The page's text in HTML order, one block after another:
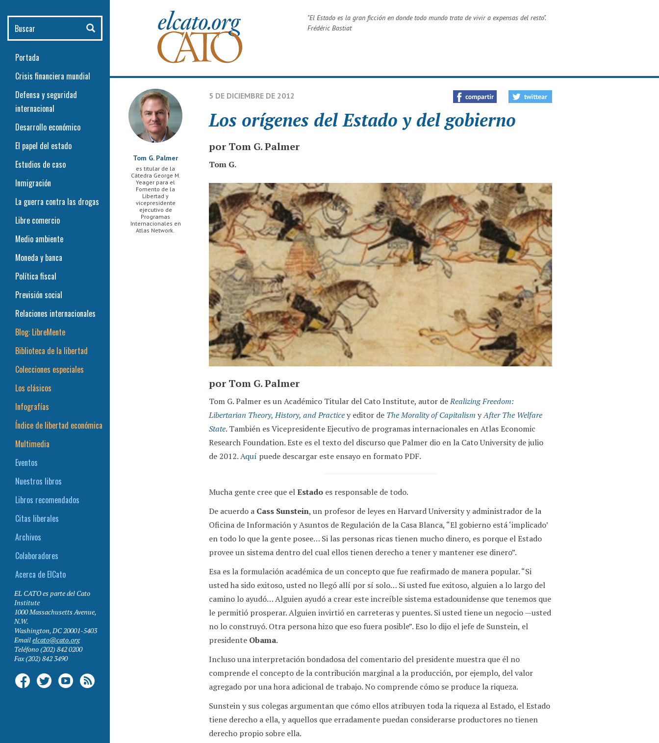
"El Estado es la gran ficción en donde todo mundo trata de vivir a expensas del resto".
Frédéric Bastiat
Tom G. Palmer
es titular de la
Cátedra George M.
Yeager para el
Fomento de la
Libertad y
vicepresidente
ejecutivo de
Programas
Internacionales en
Atlas Network.
5 DE DICIEMBRE DE 2012
Los orígenes del Estado y del gobierno
por Tom G. Palmer
Tom G.
por Tom G. Palmer
Tom G. Palmer es un Académico Titular del Cato Institute, autor deRealizing Freedom:
Libertarian Theory, History, and Practicey editor de The Morality of Capitalism yAfter The Welfare
State. También es Vicepresidente Ejecutivo de programas internacionales en Atlas Economic
Research Foundation. Este es el texto del discurso que Palmer dio en la Cato University de julio
de 2012.Aquí puede descargar este ensayo en formato PDF.
Mucha gente cree que elEstadoes responsable de todo.
De acuerdo a Cass Sunstein, un profesor de leyes en Harvard University y administrador de la
Oficina de Información y Asuntos de Regulación de la Casa Blanca, “El gobierno está ‘implicado’
en todo lo que la gente posee… Si las personas ricas tienen mucho dinero, es porque el Estado
provee un sistema dentro del cual ellos tienen derecho a tener y mantener ese dinero”.
Esa es la formulación académica de un concepto que fue reafirmado de manera popular. “Si
usted ha sido exitoso, usted no llegó allí por sí solo… Si usted fue exitoso, alguien a lo largo del
camino lo ayudó… Alguien ayudó a crear este increíble sistema estadounidense que tenemos que
le permitió prosperar. Alguien invirtió en carreteras y puentes. Si usted tiene un negocio —usted
no lo construyó. Otra persona hizo que eso fuera posible”. Eso lo dijo el jefe de Sunstein, el
presidente Obama.
Incluso una interpretación bondadosa del comentario del presidente muestra que él no
comprende el concepto de la contribución marginal a la producción, por ejemplo, del valor
agregado por una hora adicional de trabajo. No comprende cómo se produce la riqueza.
Sunstein y sus colegas argumentan que cómo ellos atribuyen toda la riqueza al Estado, el Estado
tiene derecho a ella, y aquellos que erradamente puedan considerarse productores no tienen
derecho propio sobre ella.
Buscar
Portada
Crisis financiera mundial
Defensa y seguridad
internacional
Desarrollo económico
El papel del estado
Estudios de caso
Inmigración
La guerra contra las drogas
Libre comercio
Medio ambiente
Moneda y banca
Política fiscal
Previsión social
Relaciones internacionales
Blog: LibreMente
Biblioteca de la libertad
Colecciones especiales
Los clásicos
Infografías
Índice de libertad económica
Multimedia
Eventos
Nuestros libros
Libros recomendados
Citas liberales
Archivos
Colaboradores
Acerca de ElCato
EL CATO es parte del Cato
Institute
1000 Massachusetts Avenue,
N.W.
Washington,DC20001-5403
Emailelcato@cato.org
Teléfono(202) 842 0200
Fax(202) 842 3490